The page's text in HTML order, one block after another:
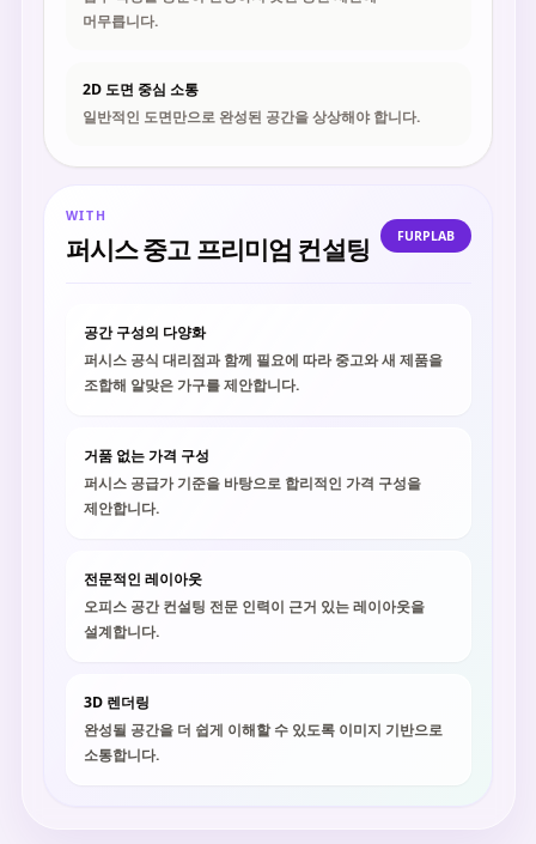
머무릅니다.
2D 도면 중심 소통
일반적인 도면만으로 완성된 공간을 상상해야 합니다.
WITH
퍼시스 중고 프리미엄 컨설팅 FURPLAB
공간 구성의 다양화
퍼시스 공식 대리점과 함께 필요에 따라 중고와 새 제품을
조합해 알맞은 가구를 제안합니다.
거품 없는 가격 구성
퍼시스 공급가 기준을 바탕으로 합리적인 가격 구성을
제안합니다.
전문적인 레이아웃
오피스 공간 컨설팅 전문 인력이 근거 있는 레이아웃을
설계합니다.
3D 렌더링
완성될 공간을 더 쉽게 이해할 수 있도록 이미지 기반으로
소통합니다.